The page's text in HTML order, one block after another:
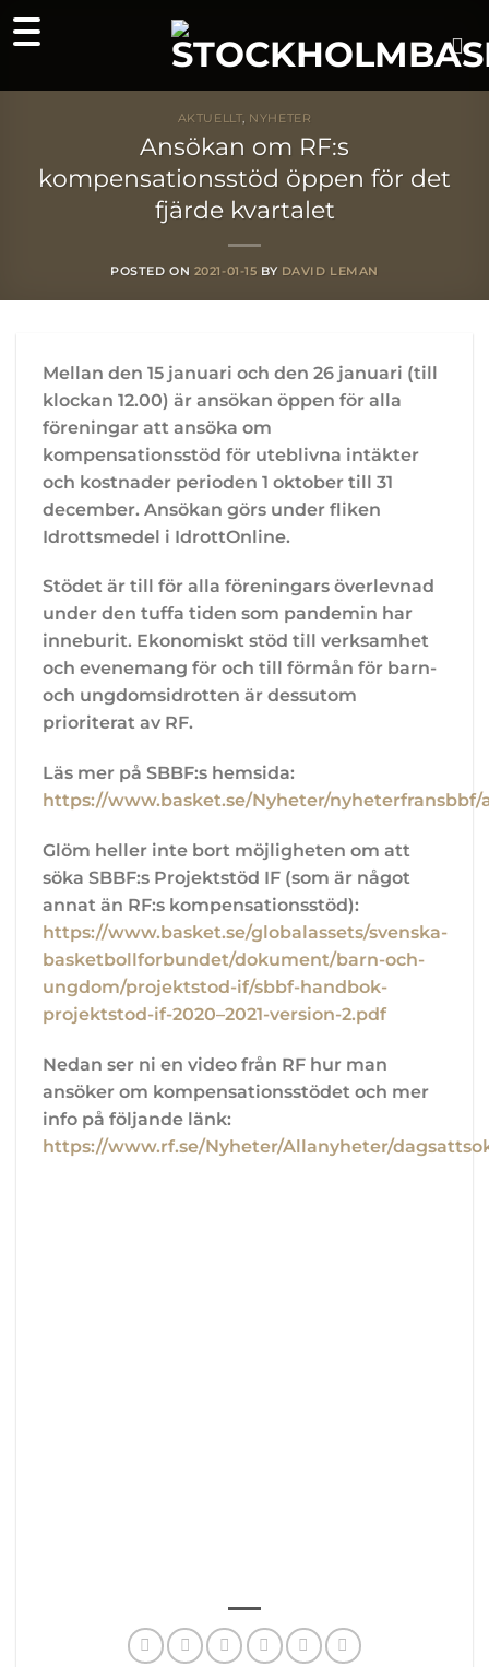
Skip
to
AKTUELLT, NYHETER
Ansökan om RF:s
kompensationsstöd öppen för det
fjärde kvartalet
POSTED ON 2021-01-15 BY DAVID LEMAN
Mellan den 15 januari och den 26 januari (till
klockan 12.00) är ansökan öppen för alla
föreningar att ansöka om
kompensationsstöd för uteblivna intäkter
och kostnader perioden 1 oktober till 31
december. Ansökan görs under fliken
Idrottsmedel i IdrottOnline.
Stödet är till för alla föreningars överlevnad
under den tuffa tiden som pandemin har
inneburit. Ekonomiskt stöd till verksamhet
och evenemang för och till förmån för barn-
och ungdomsidrotten är dessutom
prioriterat av RF.
Läs mer på SBBF:s hemsida:
https://www.basket.se/Nyheter/
Glöm heller inte bort möjligheten om att
söka SBBF:s Projektstöd IF (som är något
annat än RF:s kompensationsstöd):
https://www.basket.se/globalassets/svenska-
basketbollforbundet/dokument/barn-och-
ungdom/projektstod-if/sbbf-handbok-
projektstod-if-2020–2021-version-2.pdf
Nedan ser ni en video från RF hur man
ansöker om kompensationsstödet och mer
info på följande länk:
https://www.rf.se/Nyheter/Allanyheter/